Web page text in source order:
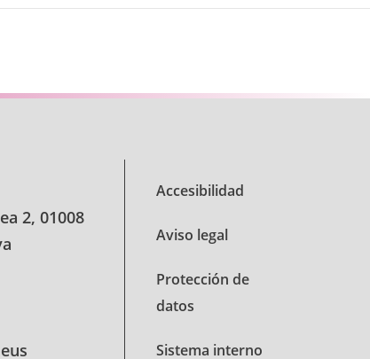
2, 01008
Accesibilidad
Aviso legal
Protección de
datos
Sistema interno